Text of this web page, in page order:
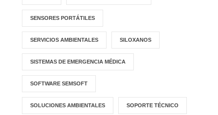
SENSORES PORTÁTILES
SERVICIOS AMBIENTALES SILOXANOS
SISTEMAS DE EMERGENCIA MÉDICA
SOFTWARE SEMSOFT
SOLUCIONES AMBIENTALES SOPORTE TÉCNICO